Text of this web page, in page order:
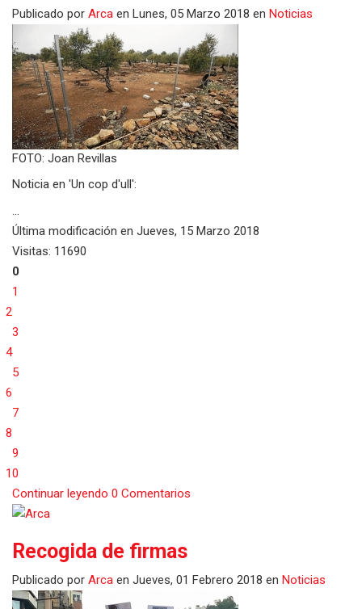
Publicado por Arca en Lunes, 05 Marzo 2018 en Noticias
FOTO: Joan Revillas
Noticia en 'Un cop d'ull':
...
Última modificación en Jueves, 15 Marzo 2018
Visitas: 11690
0
1
2
3
4
5
6
7
8
9
10
Continuar leyendo 0 Comentarios
Recogida de firmas
Publicado por Arca en Jueves, 01 Febrero 2018 en Noticias